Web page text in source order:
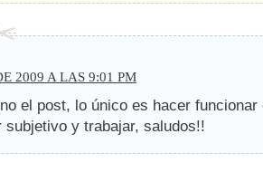
2009 A LAS 9:01 PM
el post, lo único es hacer
subjetivo y trabajar, saludos!!